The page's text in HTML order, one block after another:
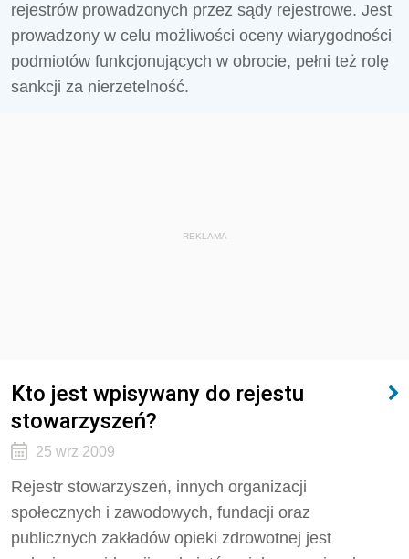
rejestrów prowadzonych przez sądy rejestrowe. Jest
prowadzony w celu możliwości oceny wiarygodności
podmiotów funkcjonujących w obrocie, pełni też rolę
sankcji za nierzetelność.
REKLAMA
Kto jest wpisywany do rejestu
stowarzyszeń?
25 wrz 2009
Rejestr stowarzyszeń, innych organizacji
społecznych i zawodowych, fundacji oraz
publicznych zakładów opieki zdrowotnej jest